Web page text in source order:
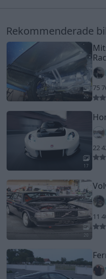
Rekommenderade
20
75
17
22
20
11